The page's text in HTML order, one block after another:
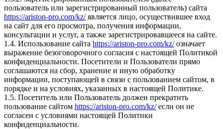
пользователь или зарегистрированный пользователь) сайта
https://ariston-pro.com/kz/является лицо, осуществившее вход
на сайт для его просмотра, получения информации,
консультации и услуг, а также зарегистрировавшееся на сайте.
1.4. Использование сайта https://ariston-pro.com/kz/означает
выражение безоговорочного согласия с настоящей Политикой
конфиденциальности. Посетители и Пользователи прямо
соглашаются на сбор, хранение и иную обработку
информации, поступающей в связи с пользованием сайтом, в
порядке и на условиях, указанных в настоящей Политике.
1.5. Посетитель или Пользователь должен прекратить
пользование сайтом https://ariston-pro.com/kz/если он не
согласен с условиями настоящей Политики
конфиденциальности.